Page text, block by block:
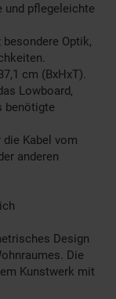
und pflegeleichte
Optik,
cm (BxHxT).
Lowboard,
benötigte
die Kabel vom
anderen
Design
Die
Kunstwerk mit